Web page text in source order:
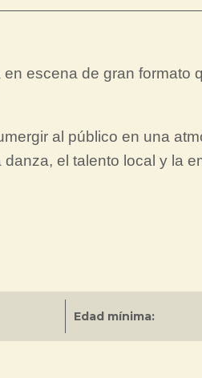
escena de gran formato
al público en una
el talento local y la
Edad mínima: